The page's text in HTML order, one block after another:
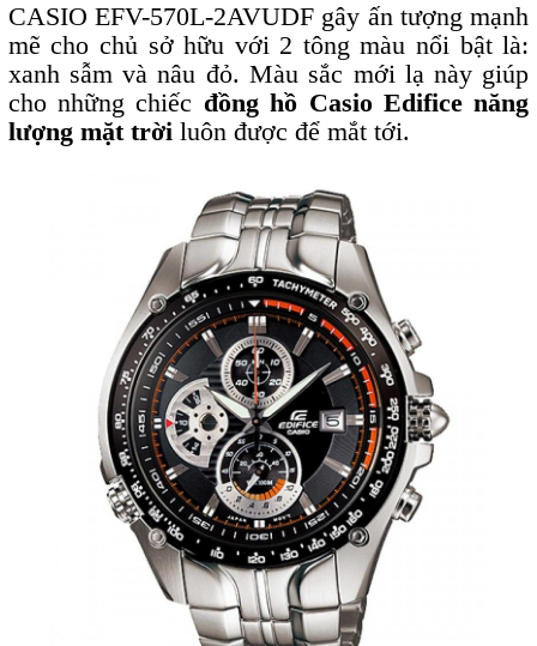
CASIO EFV-570L-2AVUDF gây ấn tượng mạnh
mẽ cho chủ sở hữu với 2 tông màu nổi bật là:
xanh sẫm và nâu đỏ. Màu sắc mới lạ này giúp
cho những chiếc đồng hồ Casio Edifice năng
lượng mặt trờiluôn được để mắt tới.